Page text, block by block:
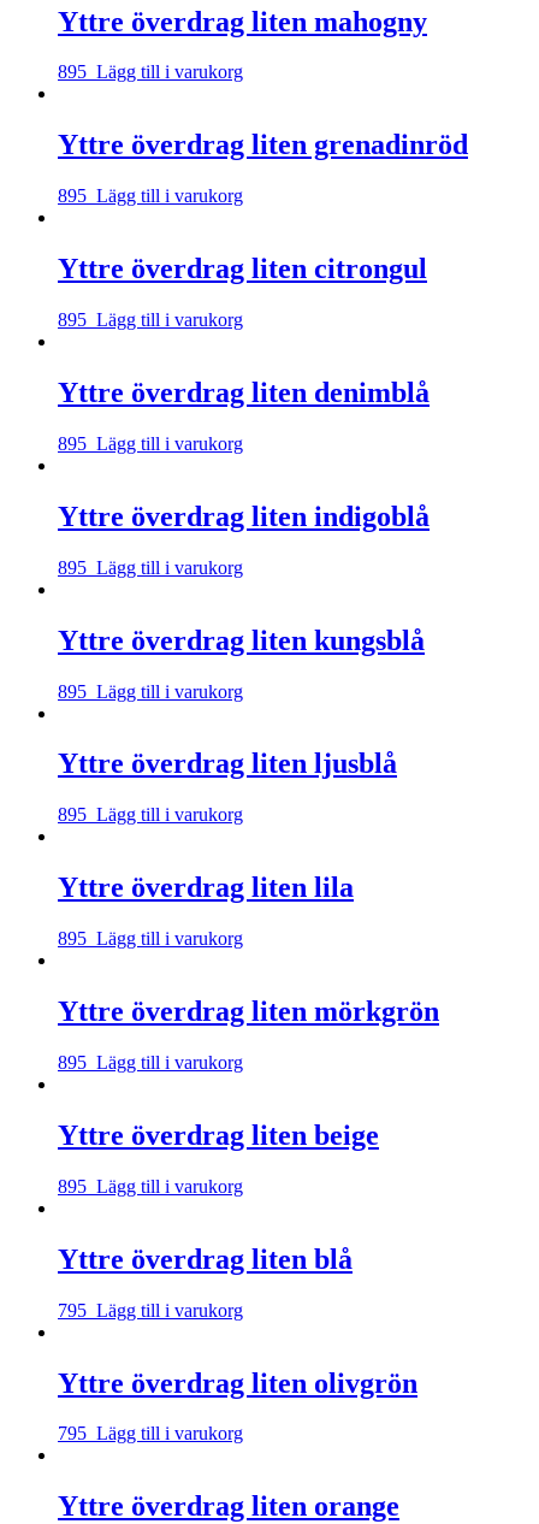
Yttre överdrag liten mahogny
895 Lägg till i varukorg
Yttre överdrag liten grenadinröd
895 Lägg till i varukorg
Yttre överdrag liten citrongul
895 Lägg till i varukorg
Yttre överdrag liten denimblå
895 Lägg till i varukorg
Yttre överdrag liten indigoblå
895 Lägg till i varukorg
Yttre överdrag liten kungsblå
895 Lägg till i varukorg
Yttre överdrag liten ljusblå
895 Lägg till i varukorg
Yttre överdrag liten lila
895 Lägg till i varukorg
Yttre överdrag liten mörkgrön
895 Lägg till i varukorg
Yttre överdrag liten beige
895 Lägg till i varukorg
Yttre överdrag liten blå
795 Lägg till i varukorg
Yttre överdrag liten olivgrön
795 Lägg till i varukorg
Yttre överdrag liten orange